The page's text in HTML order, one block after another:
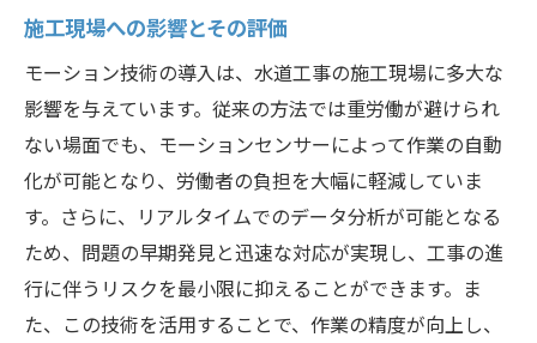
施工現場への影響とその評価
モーション技術の導入は、水道工事の施工現場に多大な
影響を与えています。従来の方法では重労働が避けられ
ない場面でも、モーションセンサーによって作業の自動
化が可能となり、労働者の負担を大幅に軽減していま
す。さらに、リアルタイムでのデータ分析が可能となる
ため、問題の早期発見と迅速な対応が実現し、工事の進
行に伴うリスクを最小限に抑えることができます。ま
た、この技術を活用することで、作業の精度が向上し、